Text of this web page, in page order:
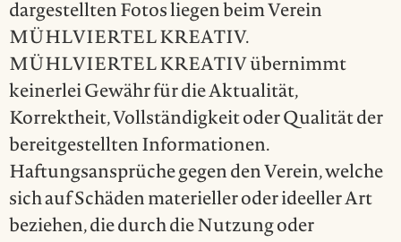
dargestellten Fotos liegen beim Verein
MÜHLVIERTEL KREATIV.
MÜHLVIERTEL KREATIV übernimmt
keinerlei Gewähr für die Aktualität,
Korrektheit, Vollständigkeit oder Qualität der
bereitgestellten Informationen.
Haftungsansprüche gegen den Verein, welche
sich auf Schäden materieller oder ideeller Art
beziehen, die durch die Nutzung oder